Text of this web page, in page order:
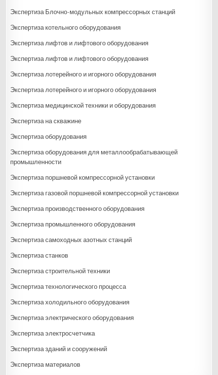
Экспертиза Блочно-модульных компрессорных станций
Экспертиза котельного оборудования
Экспертиза лифтов и лифтового оборудования
Экспертиза лифтов и лифтового оборудования
Экспертиза лотерейного и игорного оборудования
Экспертиза лотерейного и игорного оборудования
Экспертиза медицинской техники и оборудования
Экспертиза на скважине
Экспертиза оборудования
Экспертиза оборудования для металлообрабатывающей
промышленности
Экспертиза поршневой компрессорной установки
Экспертиза газовой поршневой компрессорной установки
Экспертиза производственного оборудования
Экспертиза промышленного оборудования
Экспертиза самоходных азотных станций
Экспертиза станков
Экспертиза строительной техники
Экспертиза технологического процесса
Экспертиза холодильного оборудования
Экспертиза электрического оборудования
Экспертиза электросчетчика
Экспертиза зданий и сооружений
Экспертиза материалов